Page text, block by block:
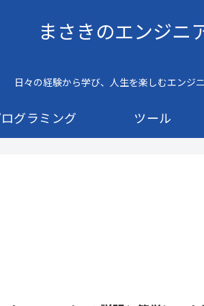
まさきのエンジニ
日々の経験から学び、人生を楽しむエンジ
グラミング ツール